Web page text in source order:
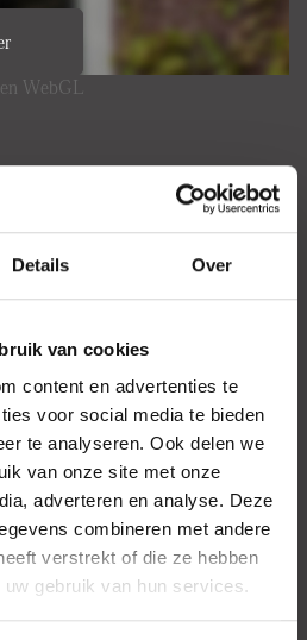
Details Over
van cookies
content en advertenties te
voor social media te bieden
te analyseren. Ook delen we
van onze site met onze
adverteren en analyse. Deze
combineren met andere
verstrekt of die ze hebben
gebruik van hun services.
WebGL